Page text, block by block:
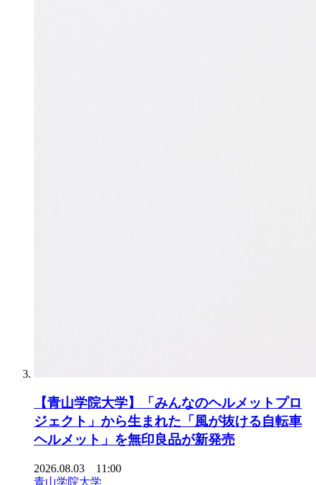
【青山学院大学】「みんなのヘルメットプロ
ジェクト」から生まれた「風が抜ける自転車
ヘルメット」を無印良品が新発売
2026.08.03 11:00
青山学院大学